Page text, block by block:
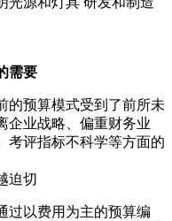
需要
的预算模式受到了前所未
企业战略、偏重财务业
考评指标不科学等方面的
迫切
过以费用为主的预算编